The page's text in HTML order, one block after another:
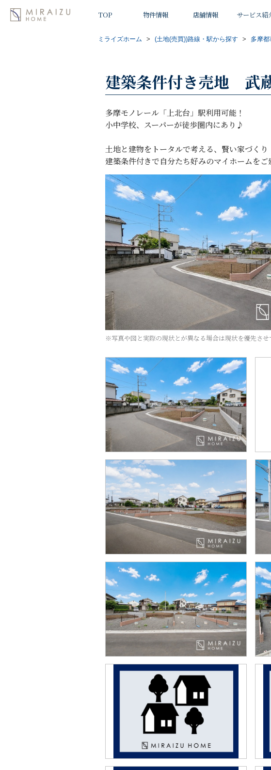
TOP 物件情報 店舗情報 サービス紹
ミライズホーム > (土地(売買))路線・駅から探す > 多摩
建築条件付き売地 武
多摩モノレール「上北台」駅利用可能！
小中学校、スーパーが徒歩圏内にあり♪
土地と建物をトータルで考える、賢い家づくり
建築条件付きで自分たち好みのマイホームをご
※写真や図と実際の現状とが異なる場合は現状を優先させ